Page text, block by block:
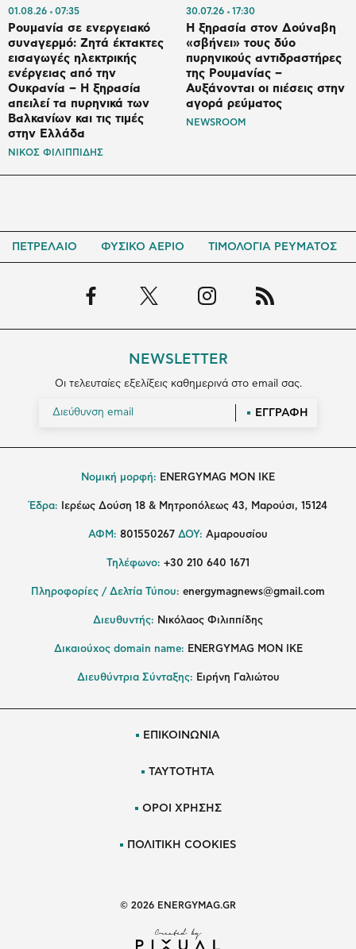
01.08.26 07:35
Ρουμανία σε ενεργειακό
συναγερμό: Ζητά έκτακτες
εισαγωγές ηλεκτρικής
ενέργειας από την
Ουκρανία – Η ξηρασία
απειλεί τα πυρηνικά των
Βαλκανίων και τις τιμές
στην Ελλάδα
ΝΙΚΟΣ ΦΙΛΙΠΠΙΔΗΣ
30.07.26 17:30
Η ξηρασία στον Δούναβη
«σβήνει» τους δύο
πυρηνικούς αντιδραστήρες
της Ρουμανίας –
Αυξάνονται οι πιέσεις στην
αγορά ρεύματος
NEWSROOM
ΠΕΤΡΕΛΑΙΟ ΦΥΣΙΚΟ ΑΕΡΙΟ ΤΙΜΟΛΟΓΙΑ ΡΕΥΜΑΤΟΣ
NEWSLETTER
Οι τελευταίες εξελίξεις καθημερινά στο email σας.
ΕΓΓΡΑΦΗ
Νομική μορφή: ENERGYMAG MON IKE
Έδρα: Ιερέως Δούση 18 & Μητροπόλεως 43, Μαρούσι, 15124
ΑΦΜ: 801550267 ΔΟΥ: Αμαρουσίου
Τηλέφωνο: +30 210 640 1671
Πληροφορίες / Δελτία Τύπου: energymagnews@gmail.com
Διευθυντής: Νικόλαος Φιλιππίδης
Δικαιούχος domain name: ENERGYMAG ΜΟΝ ΙΚΕ
Διευθύντρια Σύνταξης: Ειρήνη Γαλιώτου
ΕΠΙΚΟΙΝΩΝΙΑ
ΤΑΥΤΟΤΗΤΑ
ΟΡΟΙ ΧΡΗΣΗΣ
ΠΟΛΙΤΙΚΗ COOKIES
© 2026 ENERGYMAG.GR